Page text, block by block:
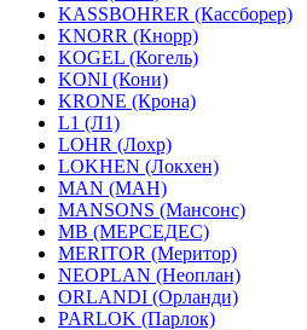
KASSBOHRER (Касcборер)
KNORR (Кнорр)
KOGEL (Когель)
KONI (Кони)
KRONE (Крона)
L1 (Л1)
LOHR (Лохр)
LOKHEN (Локхен)
MAN (МАН)
MANSONS (Мансонс)
MB (МЕРСЕДЕС)
MERITOR (Меритор)
NEOPLAN (Неоплан)
ORLANDI (Орланди)
PARLOK (Парлок)